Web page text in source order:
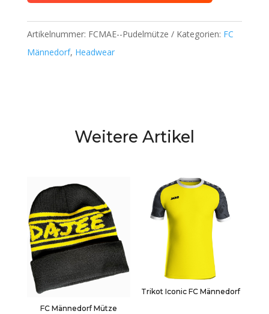
Artikelnummer: FCMAE--Pudelmütze Kategorien: FC
Männedorf, Headwear
Weitere Artikel
FC Männedorf Mütze
Trikot Iconic FC Männedorf